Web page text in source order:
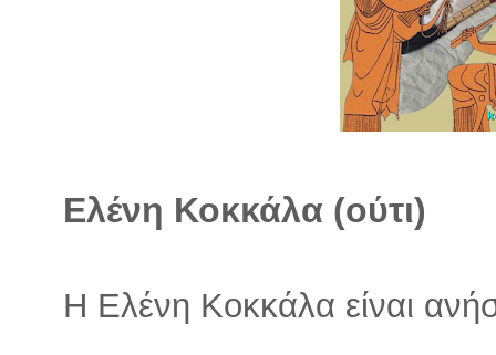
Ελένη Κοκκάλα (oύτι)
Η Ελένη Κοκκάλα είναι